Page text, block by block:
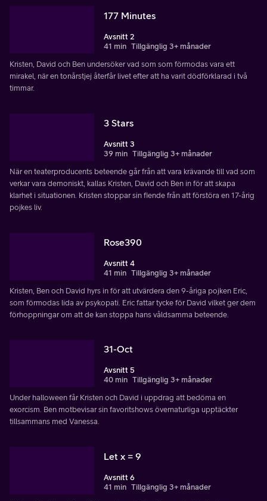
177 Minutes
Avsnitt 2
41 min Tillgänglig 3+ månader
Kristen, David och Ben undersöker vad som som förmodas vara ett
mirakel, när en tonårstjej återfår livet efter att ha varit dödförklarad i två
timmar.
3 Stars
Avsnitt 3
39 min Tillgänglig 3+ månader
När en teaterproducents beteende går från att vara krävande till vad som
verkar vara demoniskt, kallas Kristen, David och Ben in för att skapa
klarhet i situationen. Kristen stoppar sin fiende från att förstöra en 17-årig
pojkes liv.
Rose390
Avsnitt 4
41 min Tillgänglig 3+ månader
Kristen, Ben och David hyrs in för att utvärdera den 9-åriga pojken Eric,
som förmodas lida av psykopati. Eric fattar tycke för David vilket ger dem
förhoppningar om att de kan stoppa hans våldsamma beteende.
31-Oct
Avsnitt 5
40 min Tillgänglig 3+ månader
Under halloween får Kristen och David i uppdrag att bedöma en
exorcism. Ben motbevisar sin favoritshows övernaturliga upptäckter
tillsammans med Vanessa.
Let x = 9
Avsnitt 6
41 min Tillgänglig 3+ månader